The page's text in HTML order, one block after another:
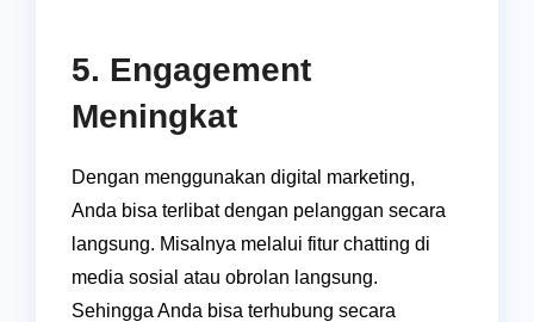
5. Engagement
Meningkat
Dengan menggunakan digital marketing,
Anda bisa terlibat dengan pelanggan secara
langsung. Misalnya melalui fitur chatting di
media sosial atau obrolan langsung.
Sehingga Anda bisa terhubung secara